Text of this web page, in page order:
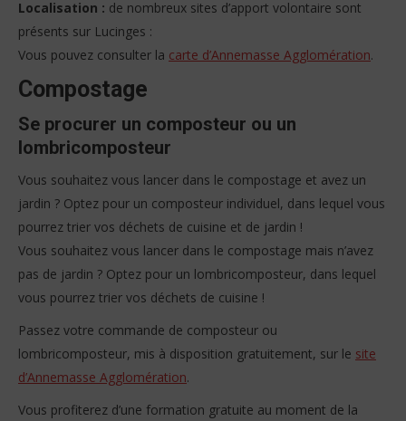
Localisation : de nombreux sites d’apport volontaire sont
présents sur Lucinges :
Vous pouvez consulter la carte d’Annemasse Agglomération.
Compostage
Se procurer un composteur ou un
lombricomposteur
Vous souhaitez vous lancer dans le compostage et avez un
jardin ? Optez pour un composteur individuel, dans lequel vous
pourrez trier vos déchets de cuisine et de jardin !
Vous souhaitez vous lancer dans le compostage mais n’avez
pas de jardin ? Optez pour un lombricomposteur, dans lequel
vous pourrez trier vos déchets de cuisine !
Passez votre commande de composteur ou
lombricomposteur, mis à disposition gratuitement, sur le site
d’Annemasse Agglomération.
Vous profiterez d’une formation gratuite au moment de la